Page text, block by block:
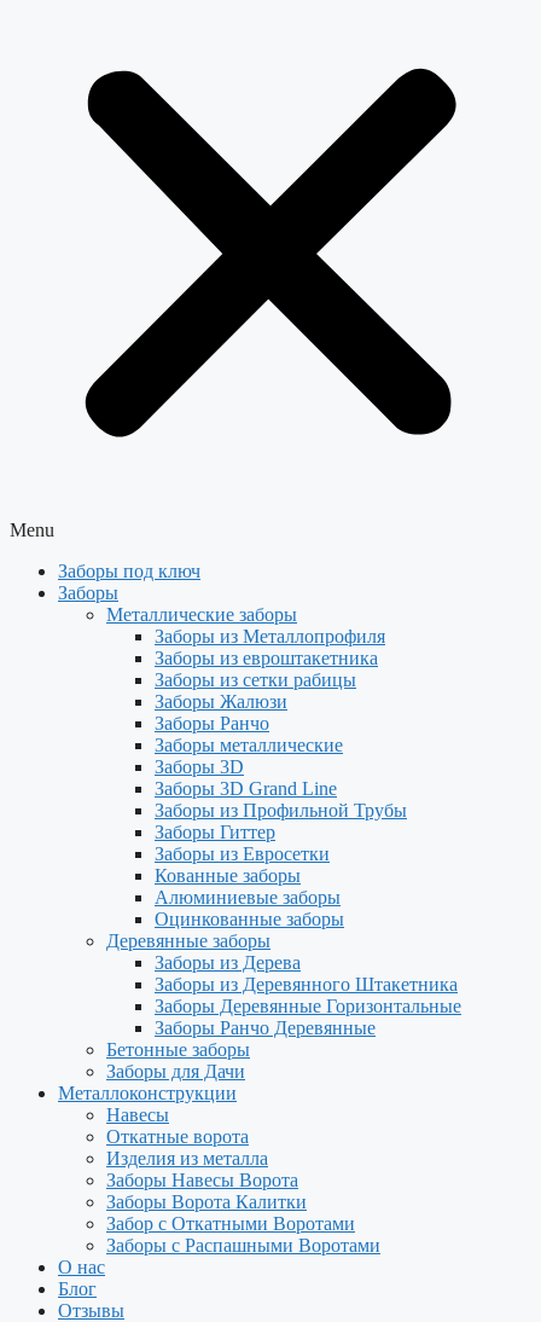
Menu
Заборы под ключ
Заборы
Металлические заборы
Заборы из Металлопрофиля
Заборы из евроштакетника
Заборы из сетки рабицы
Заборы Жалюзи
Заборы Ранчо
Заборы металлические
Заборы 3D
Заборы 3D Grand Line
Заборы из Профильной Трубы
Заборы Гиттер
Заборы из Евросетки
Кованные заборы
Алюминиевые заборы
Оцинкованные заборы
Деревянные заборы
Заборы из Дерева
Заборы из Деревянного Штакетника
Заборы Деревянные Горизонтальные
Заборы Ранчо Деревянные
Бетонные заборы
Заборы для Дачи
Металлоконструкции
Навесы
Откатные ворота
Изделия из металла
Заборы Навесы Ворота
Заборы Ворота Калитки
Забор с Откатными Воротами
Заборы с Распашными Воротами
О нас
Блог
Отзывы